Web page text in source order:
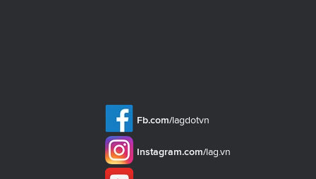
Fb.com/lagdotvn
Instagram.com/lag.vn